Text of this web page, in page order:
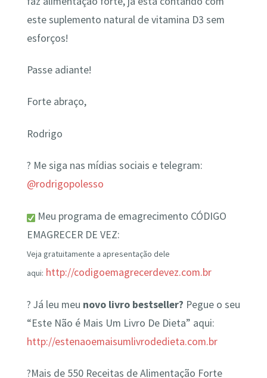
este suplemento natural de vitamina D3 sem
esforços!
Passe adiante!
Forte abraço,
Rodrigo
? Me siga nas mídias sociais e telegram:
@rodrigopolesso
Meu programa de emagrecimento CÓDIGO
EMAGRECER DE VEZ:
Veja gratuitamente a apresentação dele
aqui: http://codigoemagrecerdevez.com.br
? Já leu meu novo livro bestseller? Pegue o seu
“Este Não é Mais Um Livro De Dieta” aqui:
http://estenaoemaisumlivrodedieta.com.br
?Mais de 550 Receitas de Alimentação Forte